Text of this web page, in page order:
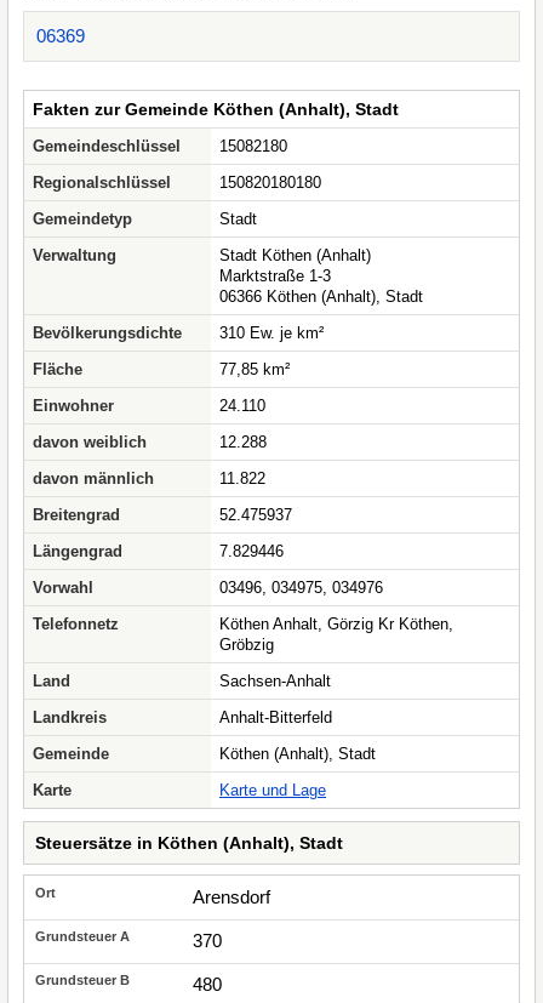
06369
Fakten zur Gemeinde Köthen (Anhalt), Stadt
Gemeindeschlüssel
15082180
Regionalschlüssel
150820180180
Gemeindetyp
Stadt
Verwaltung
Stadt Köthen (Anhalt)
Marktstraße 1-3
06366 Köthen (Anhalt), Stadt
Bevölkerungsdichte
310 Ew. je km²
Fläche
77,85 km²
Einwohner
24.110
davon weiblich
12.288
davon männlich
11.822
Breitengrad
52.475937
Längengrad
7.829446
Vorwahl
03496, 034975, 034976
Telefonnetz
Köthen Anhalt, Görzig Kr Köthen,
Gröbzig
Land
Sachsen-Anhalt
Landkreis
Anhalt-Bitterfeld
Gemeinde
Köthen (Anhalt), Stadt
Karte
Karte und Lage
Steuersätze in Köthen (Anhalt), Stadt
Arensdorf
370
480